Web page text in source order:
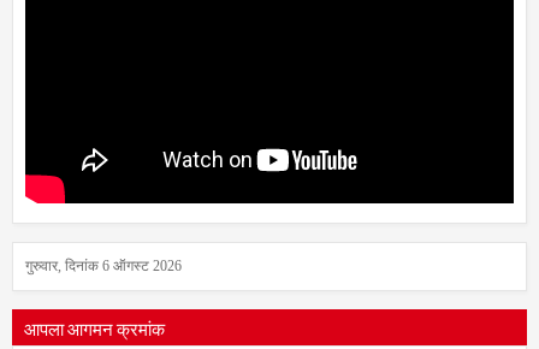
गुरुवार, दिनांक 6 ऑगस्ट 2026
आपला आगमन क्रमांक